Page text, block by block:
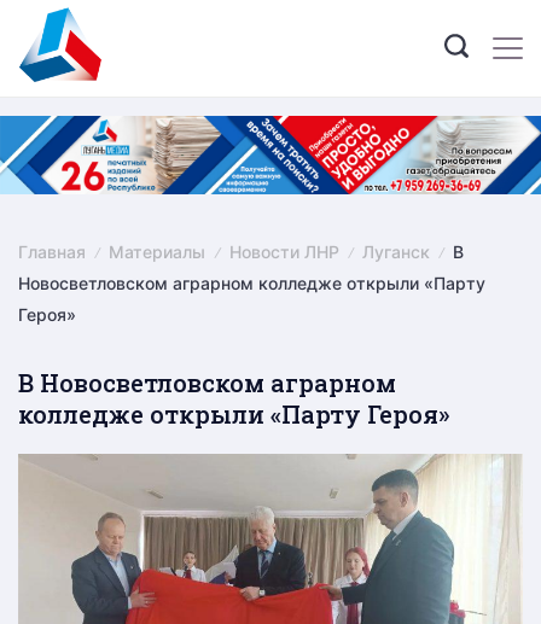
content
Главная Материалы Новости ЛНР Луганск
В
Новосветловском аграрном колледже открыли «Парту
Героя»
В Новосветловском аграрном
колледже открыли «Парту Героя»